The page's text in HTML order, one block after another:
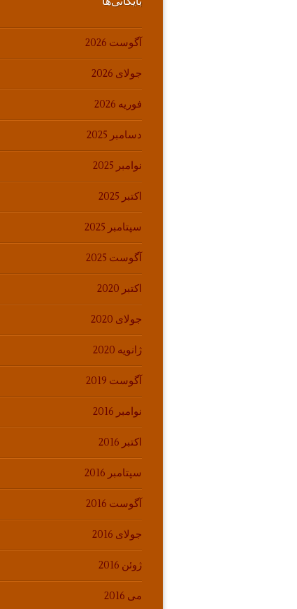
آگوست 2026
جولای 2026
فوریه 2026
دسامبر 2025
نوامبر 2025
اکتبر 2025
سپتامبر 2025
آگوست 2025
اکتبر 2020
جولای 2020
ژانویه 2020
آگوست 2019
نوامبر 2016
اکتبر 2016
سپتامبر 2016
آگوست 2016
جولای 2016
ژوئن 2016
می 2016